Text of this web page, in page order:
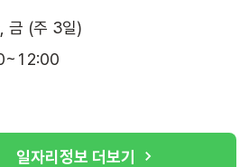
금 (주 3일)
일자리정보 더보기